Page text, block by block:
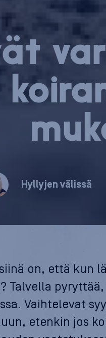
Hyllyjen välissä
on, että kun
Talvella
Vaihtelevat
etenkin jos